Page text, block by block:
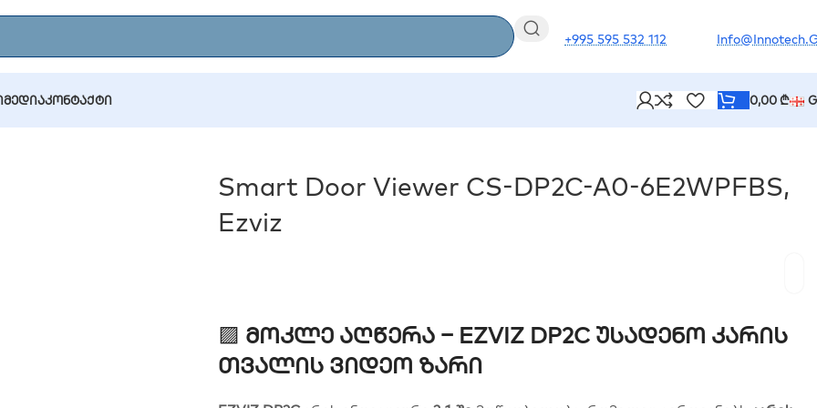
+995 595 532 112
ᲛᲔᲓᲘᲐᲙᲝᲜᲢᲐᲥᲢᲘ 0,00₾
Smart Door Viewer CS-DP2C-A0-6E2WPFBS,
Ezviz
🟪 Მოკლე Აღწერა – EZVIZ DP2C Უსადენო Კარის
Თვალის Ვიდეო Ზარი